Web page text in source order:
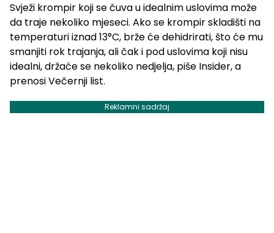
Svježi krompir koji se čuva u idealnim uslovima može
da traje nekoliko mjeseci. Ako se krompir skladišti na
temperaturi iznad 13°C, brže će dehidrirati, što će mu
smanjiti rok trajanja, ali čak i pod uslovima koji nisu
idealni, držaće se nekoliko nedjelja, piše Insider, a
prenosi Večernji list.
Reklamni sadržaj